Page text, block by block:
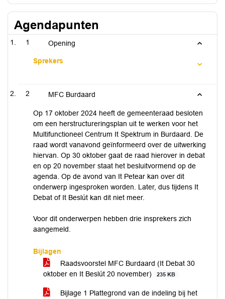
Agendapunten
1 Opening
Sprekers
2 MFC Burdaard
Op 17 oktober 2024 heeft de gemeenteraad besloten
om een herstructureringsplan uit te werken voor het
Multifunctioneel Centrum It Spektrum in Burdaard. De
raad wordt vanavond geïnformeerd over de uitwerking
hiervan. Op 30 oktober gaat de raad hierover in debat
en op 20 november staat het besluitvormend op de
agenda. Op de avond van It Petear kan over dit
onderwerp ingesproken worden. Later, dus tijdens It
Debat of It Beslút kan dit niet meer.
Voor dit onderwerpen hebben drie insprekers zich
aangemeld.
Bijlagen
Raadsvoorstel MFC Burdaard (It Debat 30
oktober en It Beslút 20 november)
235 KB
Bijlage 1 Plattegrond van de indeling bij het